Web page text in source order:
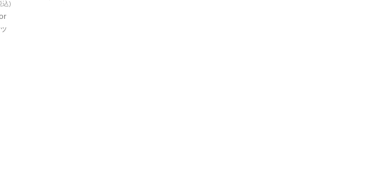
込)